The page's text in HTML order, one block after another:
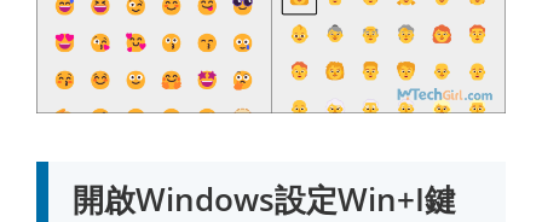
開啟Windows設定Win+I鍵